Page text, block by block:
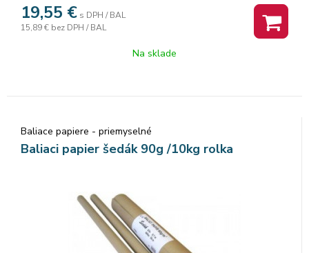
19,55 € s DPH / BAL
15,89 € bez DPH / BAL
Na sklade
Baliace papiere - priemyselné
Baliaci papier šedák 90g /10kg rolka